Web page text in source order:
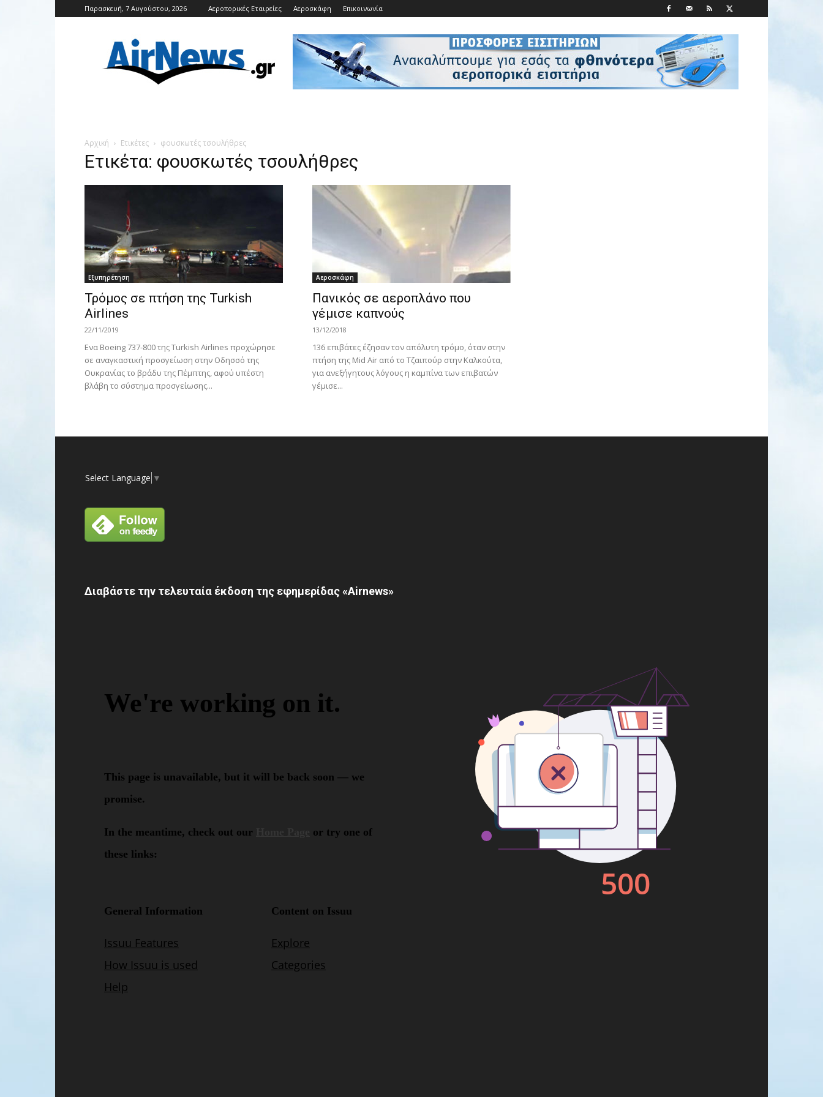
Παρασκευή, 7 Αυγούστου, 2026 Αεροπορικές Εταιρείες Αεροσκάφη Επικοινωνία
Αρχική Ετικέτες φουσκωτές τσουλήθρες
Ετικέτα: φουσκωτές τσουλήθρες
Εξυπηρέτηση
Τρόμος σε πτήση της Turkish
Airlines
22/11/2019
Ενα Boeing 737-800 της Turkish Airlines προχώρησε
σε αναγκαστική προσγείωση στην Οδησσό της
Ουκρανίας το βράδυ της Πέμπτης, αφού υπέστη
βλάβη το σύστημα προσγείωσης...
Αεροσκάφη
Πανικός σε αεροπλάνο που
γέμισε καπνούς
13/12/2018
136 επιβάτες έζησαν τον απόλυτη τρόμο, όταν στην
πτήση της Mid Air από το Τζαιπούρ στην Καλκούτα,
για ανεξήγητους λόγους η καμπίνα των επιβατών
γέμισε...
Select Language ▼
Διαβάστε την τελευταία έκδοση της εφημερίδας «Airnews»